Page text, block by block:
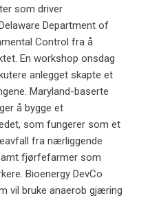
som driver
Department of
Control fra å
En workshop onsdag
anlegget skapte et
Maryland-baserte
å bygge et
som fungerer som et
fra nærliggende
fjørfefarmer som
Bioenergy DevCo
vil bruke anaerob gjæring